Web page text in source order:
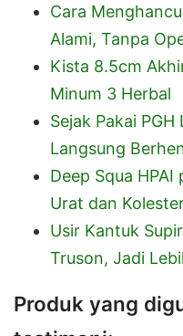
Cara
Alami, Tanpa
Kista 8.5cm
Minum 3 Herbal
Sejak Pakai
Langsung
Deep Squa
Urat dan
Usir Kantuk
Truson, Jadi
Produk yang